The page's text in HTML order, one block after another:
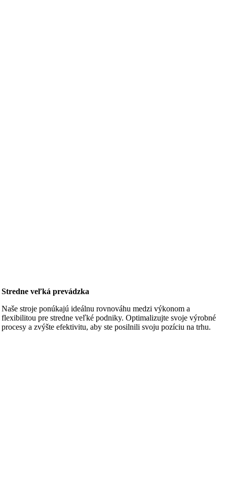
Stredne veľká prevádzka
Naše stroje ponúkajú ideálnu rovnováhu medzi výkonom a
flexibilitou pre stredne veľké podniky. Optimalizujte svoje výrobné
procesy a zvýšte efektivitu, aby ste posilnili svoju pozíciu na trhu.